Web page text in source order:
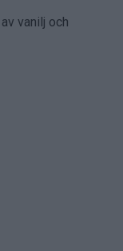
vanilj och